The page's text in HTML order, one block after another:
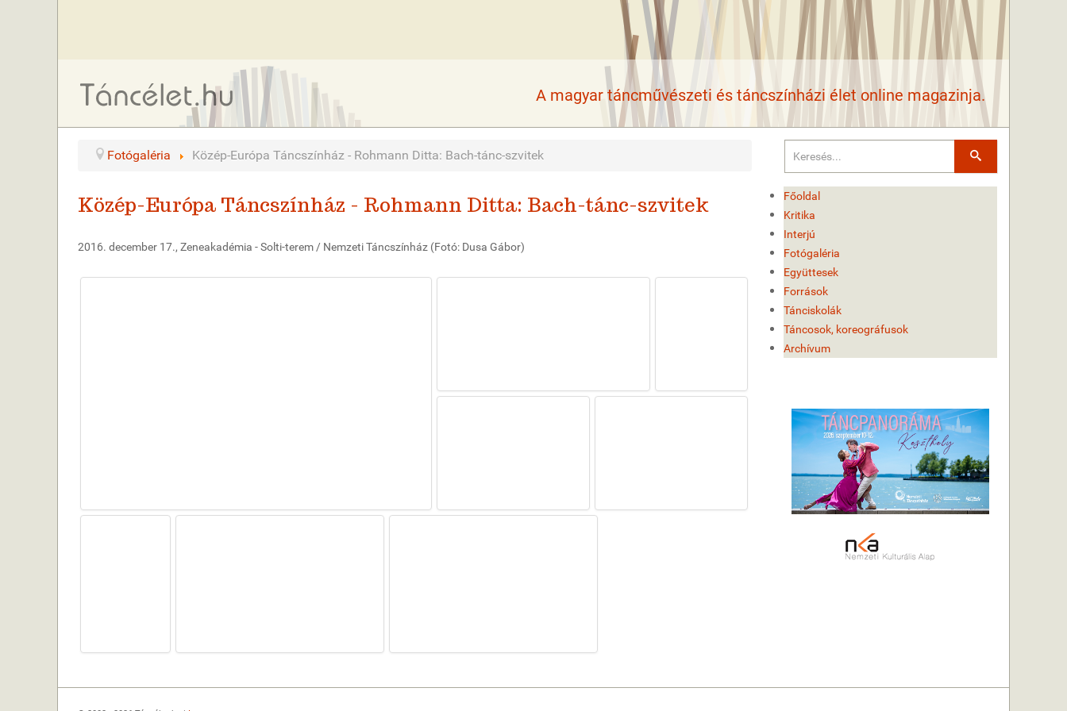
A magyar táncművészeti és táncszínházi élet online magazinja.
Fotógaléria Közép-Európa Táncszínház - Rohmann Ditta: Bach-tánc-szvitek
Közép-Európa Táncszínház - Rohmann Ditta: Bach-tánc-szvitek
2016. december 17., Zeneakadémia - Solti-terem / Nemzeti Táncszínház (Fotó: Dusa Gábor)
Keresés
Főoldal
Kritika
Interjú
Fotógaléria
Együttesek
Források
Tánciskolák
Táncosok, koreográfusok
Archívum